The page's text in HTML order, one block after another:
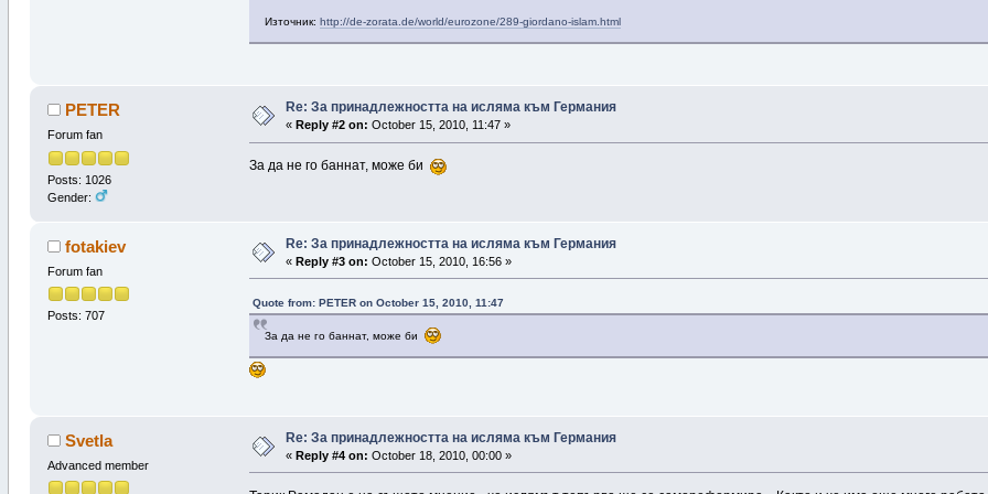
Източник:http://de-zorata.de/world/eurozone/289-giordano-islam.html
PETER
Forum fan
Posts: 1026
Gender:
Re: За принадлежността на исляма към Германия
« Reply #2 on: October 15, 2010, 11:47 »
За да не го баннат, може би
fotakiev
Forum fan
Posts: 707
Re: За принадлежността на исляма към Германия
« Reply #3 on: October 15, 2010, 16:56 »
Quote from: PETER on October 15, 2010, 11:47
За да не го баннат, може би
Svetla
Advanced member
Re: За принадлежността на исляма към Германия
« Reply #4 on: October 18, 2010, 00:00 »